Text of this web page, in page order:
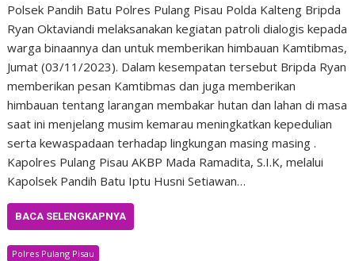
Polsek Pandih Batu Polres Pulang Pisau Polda Kalteng Bripda
Ryan Oktaviandi melaksanakan kegiatan patroli dialogis kepada
warga binaannya dan untuk memberikan himbauan Kamtibmas,
Jumat (03/11/2023). Dalam kesempatan tersebut Bripda Ryan
memberikan pesan Kamtibmas dan juga memberikan
himbauan tentang larangan membakar hutan dan lahan di masa
saat ini menjelang musim kemarau meningkatkan kepedulian
serta kewaspadaan terhadap lingkungan masing masing .
Kapolres Pulang Pisau AKBP Mada Ramadita, S.I.K, melalui
Kapolsek Pandih Batu Iptu Husni Setiawan…
BACA SELENGKAPNYA
Polres Pulang Pisau